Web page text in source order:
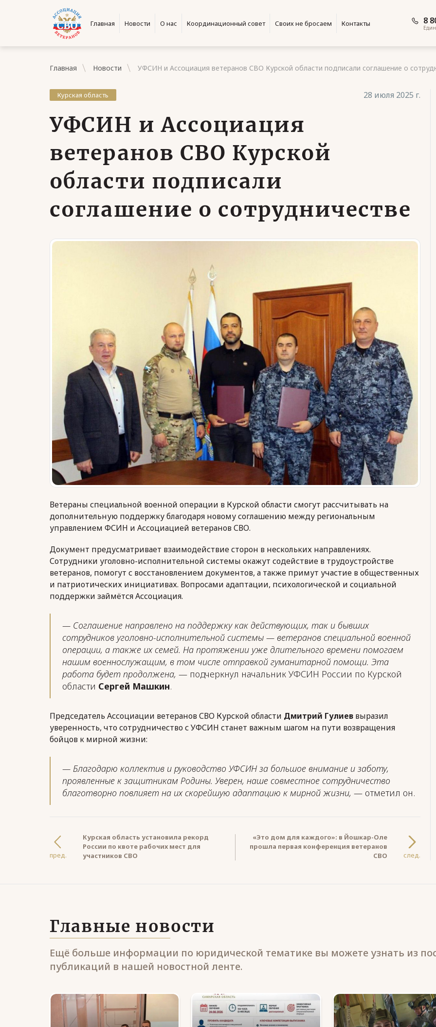
Главная Новости О нас Координационный совет Своих не бросаем Контакты 8
Главная Новости УФСИН и Ассоциация ветеранов СВО Курской области подписали соглашение о
Курская область 28 июля 2025 г.
УФСИН и Ассоциация
ветеранов СВО Курской
области подписали
соглашение о сотрудничестве
Ветераны специальной военной операции в Курской области смогут рассчитывать на
дополнительную поддержку благодаря новому соглашению между региональным
управлением ФСИН и Ассоциацией ветеранов СВО.
Документ предусматривает взаимодействие сторон в нескольких направлениях.
Сотрудники уголовно-исполнительной системы окажут содействие в трудоустройстве
ветеранов, помогут с восстановлением документов, а также примут участие в общественных
и патриотических инициативах. Вопросами адаптации, психологической и социальной
поддержки займётся Ассоциация.
— Соглашение направлено на поддержку как действующих, так и бывших
сотрудников уголовно-исполнительной системы — ветеранов специальной военной
операции, а также их семей. На протяжении уже длительного времени помогаем
нашим военнослужащим, в том числе отправкой гуманитарной помощи. Эта
работа будет продолжена, — подчеркнул начальник УФСИН России по Курской
области Сергей Машкин.
Председатель Ассоциации ветеранов СВО Курской области Дмитрий Гулиев выразил
уверенность, что сотрудничество с УФСИН станет важным шагом на пути возвращения
бойцов к мирной жизни:
— Благодарю коллектив и руководство УФСИН за большое внимание и заботу,
проявленные к защитникам Родины. Уверен, наше совместное сотрудничество
благотворно повлияет на их скорейшую адаптацию к мирной жизни, — отметил он.
пред.
Курская область установила рекорд
России по квоте рабочих мест для
участников СВО
«Это дом для каждого»: в Йошкар-Оле
прошла первая конференция ветеранов
СВО
след.
Главные новости
Ещё больше информации по юридической тематике вы можете узнать из
публикаций в нашей новостной ленте.